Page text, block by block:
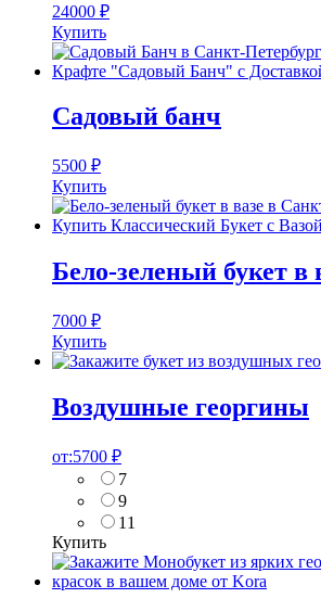
24000 ₽
Купить
Садовый банч
5500 ₽
Купить
Бело-зеленый букет в
7000 ₽
Купить
Воздушные георгины
от:5700 ₽
7
9
11
Купить